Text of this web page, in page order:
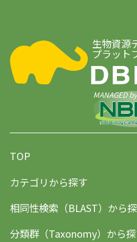
生物資源
プラット
MANAGED by
TOP
カテゴリから探す
相同性検索（BLAST）から
分類群（Taxonomy）から